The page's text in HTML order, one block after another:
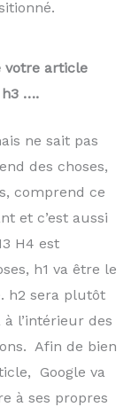
votre article
h3 ….
ne sait pas
des choses,
comprend ce
et c’est aussi
H4 est
h1 va être le
h2 sera plutôt
l’intérieur des
Afin de bien
Google va
à ses propres